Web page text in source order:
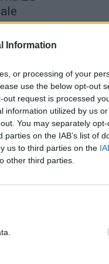
Information
or processing of your
use the below opt-out
request is processed
information utilized by us
You may separately
on the IAB’s list of
us to third parties on the
other third parties.
půdního
učebny a
jako řádní